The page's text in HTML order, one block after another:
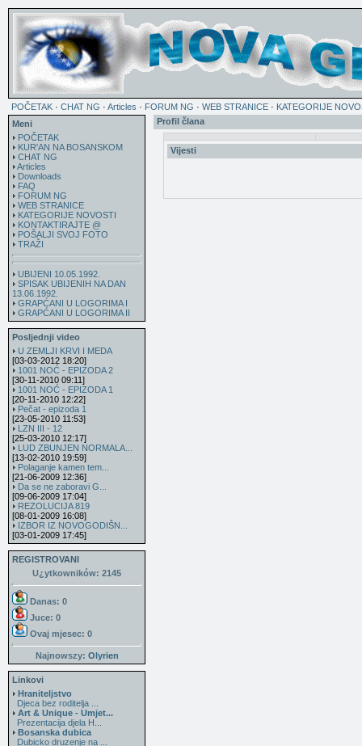
POČETAK · CHAT NG · Articles · FORUM NG · WEB STRANICE · KATEGORIJE
Meni
POČETAK
KUR'AN NA BOSANSKOM
CHAT NG
Articles
Downloads
FAQ
FORUM NG
WEB STRANICE
KATEGORIJE NOVOSTI
KONTAKTIRAJTE @
POŠALJI SVOJ FOTO
TRAŽI
UBIJENI 10.05.1992.
SPISAK UBIJENIH NA DAN
13.06.1992.
GRAPĆANI U LOGORIMA I
GRAPĆANI U LOGORIMA II
Posljednji video
U ZEMLJI KRVI I MEDA
[03-03-2012 18:20]
1001 NOĆ - EPIZODA 2
[30-11-2010 09:11]
1001 NOĆ - EPIZODA 1
[20-11-2010 12:22]
Pečat - epizoda 1
[23-05-2010 11:53]
LZN III - 12
[25-03-2010 12:17]
LUD ZBUNJEN NORMALA...
[13-02-2010 19:59]
Polaganje kamen tem...
[21-06-2009 12:36]
Da se ne zaboravi G...
[09-06-2009 17:04]
REZOLUCIJA 819
[08-01-2009 16:08]
IZBOR IZ NOVOGODIŠN...
[03-01-2009 17:45]
REGISTROVANI
U¿ytkowników: 2145
Danas: 0
Juce: 0
Ovaj mjesec: 0
Najnowszy: Olyrien
Linkovi
Hraniteljstvo
Djeca bez roditelja ...
Art & Unique - Umjet...
Prezentacija djela H...
Bosanska dubica
Dubicko druzenje na ...
Profil člana
Vijesti